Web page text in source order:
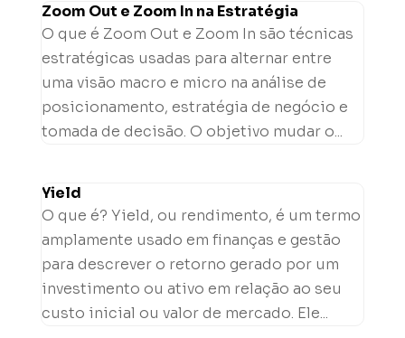
Zoom Out e Zoom In na Estratégia
O que é Zoom Out e Zoom In são técnicas
estratégicas usadas para alternar entre
uma visão macro e micro na análise de
posicionamento, estratégia de negócio e
tomada de decisão. O objetivo mudar o...
Yield
O que é? Yield, ou rendimento, é um termo
amplamente usado em finanças e gestão
para descrever o retorno gerado por um
investimento ou ativo em relação ao seu
custo inicial ou valor de mercado. Ele...